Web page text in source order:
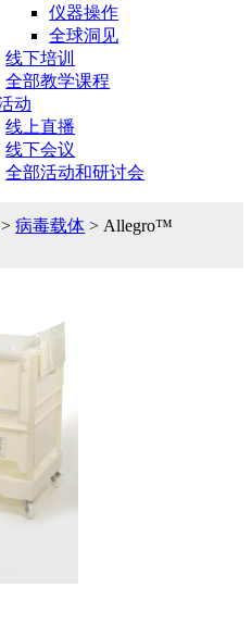
仪器操作
全球洞见
线下培训
全部教学课程
动
线上直播
线下会议
全部活动和研讨会
>病毒载体 > Allegro™